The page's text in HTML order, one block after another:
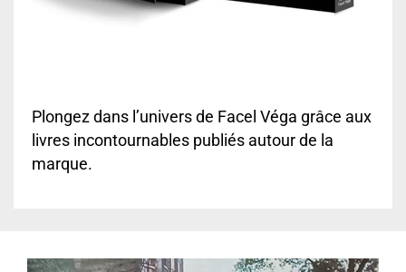
Plongez dans l’univers de Facel Véga grâce aux
livres incontournables publiés autour de la
marque.